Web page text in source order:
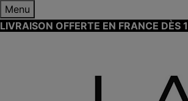
Menu
LIVRAISON OFFERTE EN FRANCE DÈS